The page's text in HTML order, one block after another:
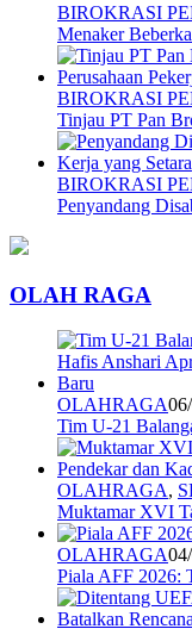
BIROKRASI
Menaker
BIROKRASI
Tinjau PT Pan
BIROKRASI
Penyandang
OLAH RAGA
OLAHRAGA
Tim U-21
OLAHRAGA,
Muktamar XVI
OLAHRAGA
Piala AFF 2026: